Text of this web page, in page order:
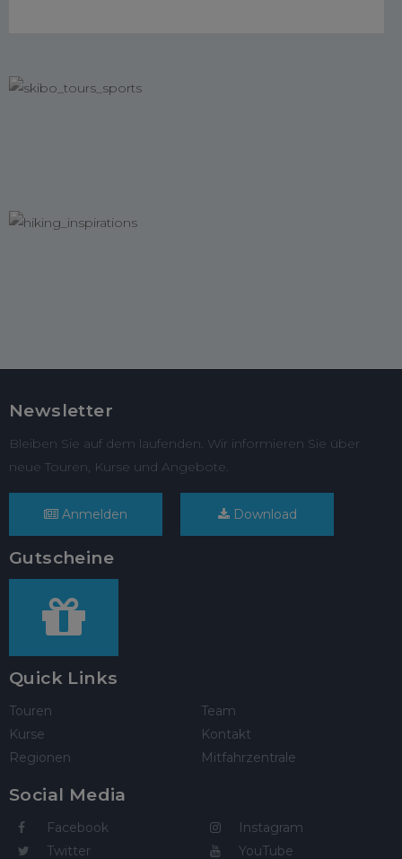
Newsletter
Bleiben Sie auf dem laufenden. Wir informieren Sie über
neue Touren, Kurse und Angebote.
Anmelden Download
Gutscheine
Quick Links
Touren
Kurse
Regionen
Team
Kontakt
Mitfahrzentrale
Social Media
Facebook
Twitter
Instagram
YouTube